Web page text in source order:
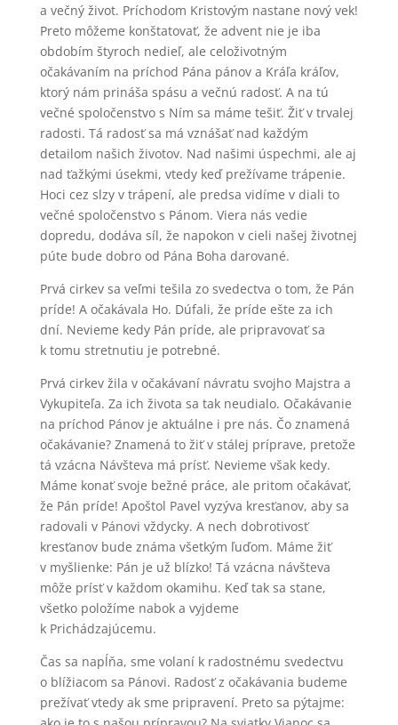
a večný život. Príchodom Kristovým nastane nový vek!
Preto môžeme konštatovať, že advent nie je iba
obdobím štyroch nedieľ, ale celoživotným
očakávaním na príchod Pána pánov a Kráľa kráľov,
ktorý nám prináša spásu a večnú radosť. A na tú
večné spoločenstvo s Ním sa máme tešiť. Žiť v trvalej
radosti. Tá radosť sa má vznášať nad každým
detailom našich životov. Nad našimi úspechmi, ale aj
nad ťažkými úsekmi, vtedy keď prežívame trápenie.
Hoci cez slzy v trápení, ale predsa vidíme v diali to
večné spoločenstvo s Pánom. Viera nás vedie
dopredu, dodáva síl, že napokon v cieli našej životnej
púte bude dobro od Pána Boha darované.
Prvá cirkev sa veľmi tešila zo svedectva o tom, že Pán
príde! A očakávala Ho. Dúfali, že príde ešte za ich
dní. Nevieme kedy Pán príde, ale pripravovať sa
k tomu stretnutiu je potrebné.
Prvá cirkev žila v očakávaní návratu svojho Majstra a
Vykupiteľa. Za ich života sa tak neudialo. Očakávanie
na príchod Pánov je aktuálne i pre nás. Čo znamená
očakávanie? Znamená to žiť v stálej príprave, pretože
tá vzácna Návšteva má prísť. Nevieme však kedy.
Máme konať svoje bežné práce, ale pritom očakávať,
že Pán príde! Apoštol Pavel vyzýva kresťanov, aby sa
radovali v Pánovi vždycky. A nech dobrotivosť
kresťanov bude známa všetkým ľuďom. Máme žiť
v myšlienke: Pán je už blízko! Tá vzácna návšteva
môže prísť v každom okamihu. Keď tak sa stane,
všetko položíme nabok a vyjdeme
k Prichádzajúcemu.
Čas sa napĺňa, sme volaní k radostnému svedectvu
o blížiacom sa Pánovi. Radosť z očakávania budeme
prežívať vtedy ak sme pripravení. Preto sa pýtajme: